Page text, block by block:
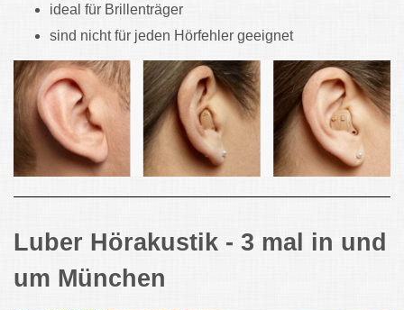
ideal für Brillenträger
sind nicht für jeden Hörfehler geeignet
Luber Hörakustik - 3 mal in und
um München